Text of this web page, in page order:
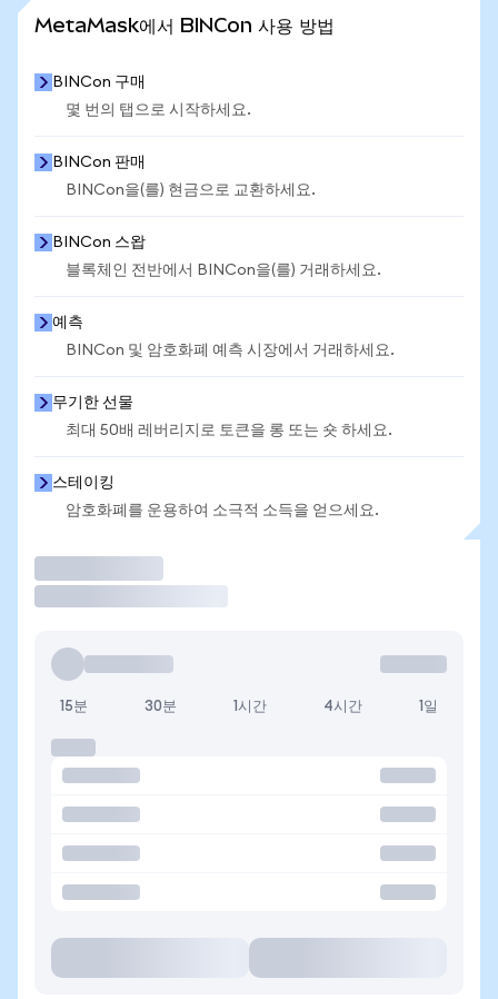
MetaMask에서 BINCon 사용 방법
BINCon 구매
몇 번의 탭으로 시작하세요.
BINCon 판매
BINCon을(를) 현금으로 교환하세요.
BINCon 스왑
블록체인 전반에서 BINCon을(를) 거래하세요.
예측
BINCon 및 암호화폐 예측 시장에서 거래하세요.
무기한 선물
최대 50배 레버리지로 토큰을 롱 또는 숏 하세요.
스테이킹
암호화폐를 운용하여 소극적 소득을 얻으세요.
15분 30분 1시간 4시간 1일